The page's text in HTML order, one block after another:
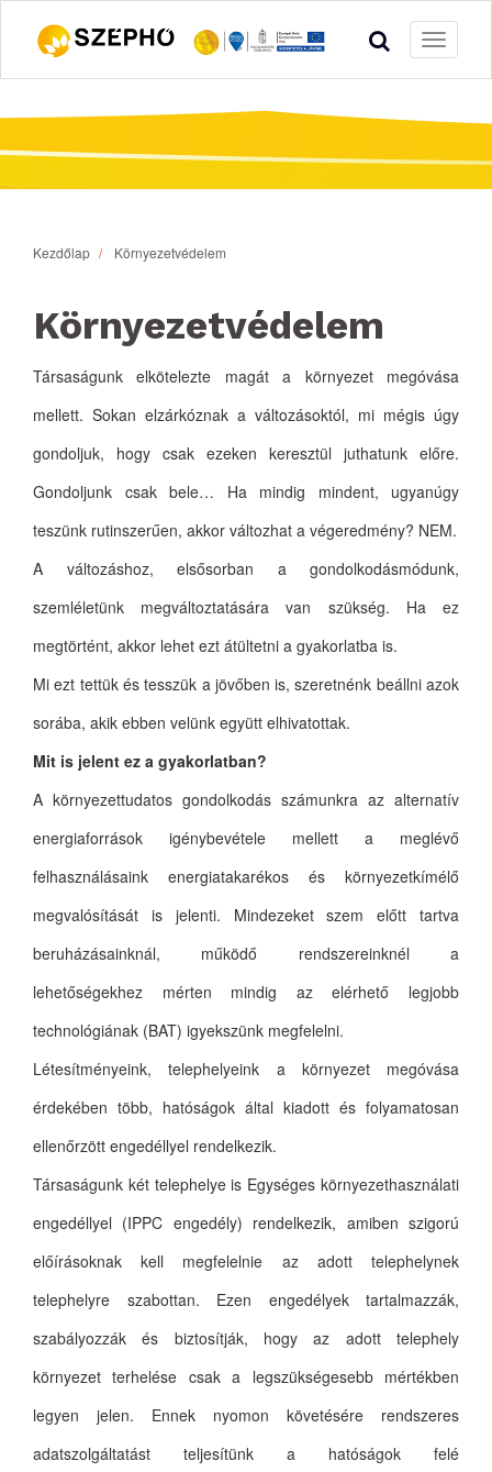
Toggle
Kezdőlap Környezetvédelem
Környezetvédelem
Társaságunk elkötelezte magát a környezet megóvása
mellett. Sokan elzárkóznak a változásoktól, mi mégis úgy
gondoljuk, hogy csak ezeken keresztül juthatunk előre.
Gondoljunk csak bele… Ha mindig mindent, ugyanúgy
teszünk rutinszerűen, akkor változhat a végeredmény? NEM.
A változáshoz, elsősorban a gondolkodásmódunk,
szemléletünk megváltoztatására van szükség. Ha ez
megtörtént, akkor lehet ezt átültetni a gyakorlatba is.
Mi ezt tettük és tesszük a jövőben is, szeretnénk beállni azok
sorába, akik ebben velünk együtt elhivatottak.
Mit is jelent ez a gyakorlatban?
A környezettudatos gondolkodás számunkra az alternatív
energiaforrások igénybevétele mellett a meglévő
felhasználásaink energiatakarékos és környezetkímélő
megvalósítását is jelenti. Mindezeket szem előtt tartva
beruházásainknál, működő rendszereinknél a
lehetőségekhez mérten mindig az elérhető legjobb
technológiának (BAT) igyekszünk megfelelni.
Létesítményeink, telephelyeink a környezet megóvása
érdekében több, hatóságok által kiadott és folyamatosan
ellenőrzött engedéllyel rendelkezik.
Társaságunk két telephelye is Egységes környezethasználati
engedéllyel (IPPC engedély) rendelkezik, amiben szigorú
előírásoknak kell megfelelnie az adott telephelynek
telephelyre szabottan. Ezen engedélyek tartalmazzák,
szabályozzák és biztosítják, hogy az adott telephely
környezet terhelése csak a legszükségesebb mértékben
legyen jelen. Ennek nyomon követésére rendszeres
adatszolgáltatást teljesítünk a hatóságok felé